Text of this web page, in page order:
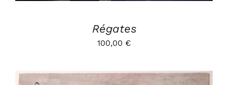
Régates
100,00 €